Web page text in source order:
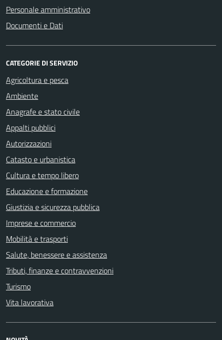
Personale amministrativo
Documenti e Dati
CATEGORIE DI SERVIZIO
Agricoltura e pesca
Ambiente
Anagrafe e stato civile
Appalti pubblici
Autorizzazioni
Catasto e urbanistica
Cultura e tempo libero
Educazione e formazione
Giustizia e sicurezza pubblica
Imprese e commercio
Mobilità e trasporti
Salute, benessere e assistenza
Tributi, finanze e contravvenzioni
Turismo
Vita lavorativa